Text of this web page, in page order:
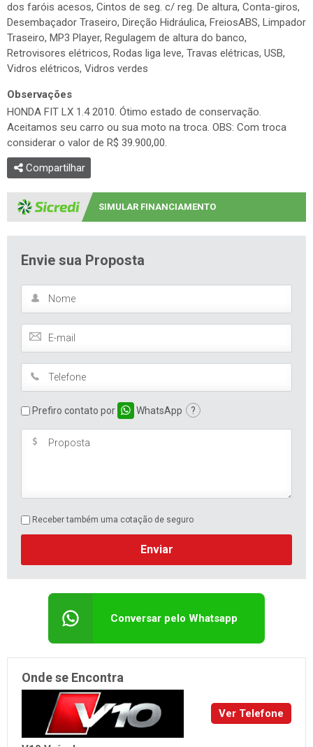
dos faróis acesos, Cintos de seg. c/ reg. De altura, Conta-giros,
Desembaçador Traseiro, Direção Hidráulica, FreiosABS, Limpador
Traseiro, MP3 Player, Regulagem de altura do banco,
Retrovisores elétricos, Rodas liga leve, Travas elétricas, USB,
Vidros elétricos, Vidros verdes
Observações
HONDA FIT LX 1.4 2010. Ótimo estado de conservação.
Aceitamos seu carro ou sua moto na troca. OBS: Com troca
considerar o valor de R$ 39.900,00.
Compartilhar
SIMULAR FINANCIAMENTO
Envie sua Proposta
Prefiro contato por WhatsApp ?
Receber também uma cotação de seguro
Enviar
Conversar pelo Whatsapp
Onde se Encontra
Ver Telefone